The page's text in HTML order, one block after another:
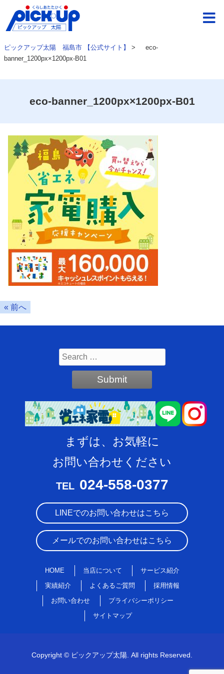
ピックアップ太陽 福島市 【公式サイト】 >
eco-
banner_1200px×1200px-B01
eco-banner_1200px×1200px-B01
« 前へ
まずは、お気軽に
お問い合わせください
TEL 024-558-0377
LINEでのお問い合わせはこちら
メールでのお問い合わせはこちら
HOME 当店について サービス紹介
実績紹介 よくあるご質問 採用情報
お問い合わせ プライバシーポリシー
サイトマップ
Copyright © ピックアップ太陽. All rights Reserved.